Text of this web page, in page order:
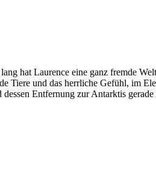
hat Laurence eine ganz fremde
und das herrliche Gefühl, im
Entfernung zur Antarktis